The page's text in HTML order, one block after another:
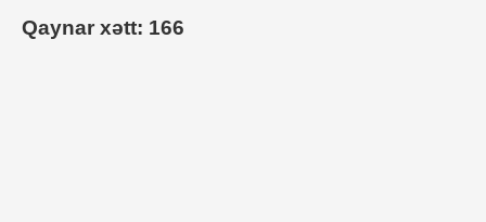
Qaynar xətt: 166